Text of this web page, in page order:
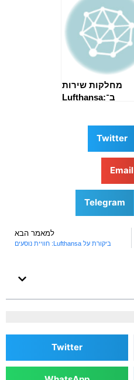
מחלקות שירות
ב־Lufthansa:
Twitter
Email
Telegram
למאמר הבא
ביקורת על Lufthansa: חוויית נוסעים
Twitter